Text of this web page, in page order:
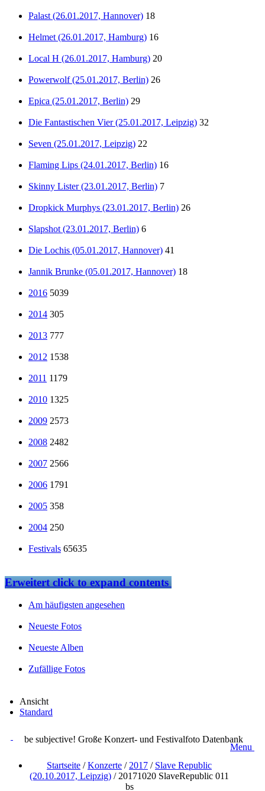
Palast (26.01.2017, Hannover) 18
Helmet (26.01.2017, Hamburg) 16
Local H (26.01.2017, Hamburg) 20
Powerwolf (25.01.2017, Berlin) 26
Epica (25.01.2017, Berlin) 29
Die Fantastischen Vier (25.01.2017, Leipzig) 32
Seven (25.01.2017, Leipzig) 22
Flaming Lips (24.01.2017, Berlin) 16
Skinny Lister (23.01.2017, Berlin) 7
Dropkick Murphys (23.01.2017, Berlin) 26
Slapshot (23.01.2017, Berlin) 6
Die Lochis (05.01.2017, Hannover) 41
Jannik Brunke (05.01.2017, Hannover) 18
2016 5039
2014 305
2013 777
2012 1538
2011 1179
2010 1325
2009 2573
2008 2482
2007 2566
2006 1791
2005 358
2004 250
Festivals 65635
Erweitertclick to expand contents
Am häufigsten angesehen
Neueste Fotos
Neueste Alben
Zufällige Fotos
Ansicht
Standard
be subjective! Große Konzert- und Festivalfoto Datenbank
Menu
Startseite /Konzerte / 2017 / Slave Republic
(20.10.2017, Leipzig) / 20171020 SlaveRepublic 011
bs